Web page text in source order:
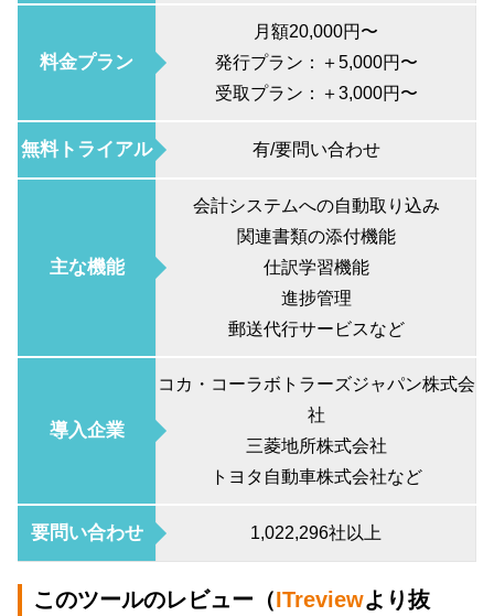
料金プラン
月額20,000円〜
発行プラン：＋5,000円〜
受取プラン：＋3,000円〜
無料トライアル 有/要問い合わせ
主な機能
会計システムへの自動取り込み
関連書類の添付機能
仕訳学習機能
進捗管理
郵送代行サービスなど
導入企業
コカ・コーラボトラーズジャパン株式会
社
三菱地所株式会社
トヨタ自動車株式会社など
要問い合わせ 1,022,296社以上
このツールのレビュー（ITreviewより抜